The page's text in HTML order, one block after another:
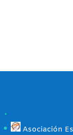
.
Asociación